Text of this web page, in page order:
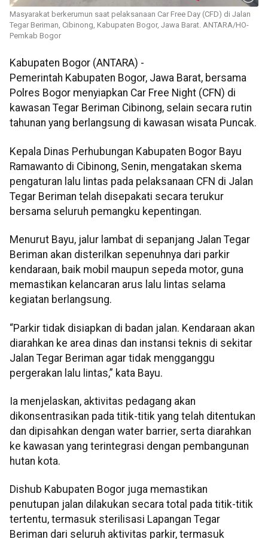
Masyarakat berkerumun saat pelaksanaan Car Free Day (CFD) di Jalan
Tegar Beriman, Cibinong, Kabupaten Bogor, Jawa Barat. ANTARA/HO-
Pemkab Bogor
Kabupaten Bogor (ANTARA) -
Pemerintah Kabupaten Bogor, Jawa Barat, bersama
Polres Bogor menyiapkan Car Free Night (CFN) di
kawasan Tegar Beriman Cibinong, selain secara rutin
tahunan yang berlangsung di kawasan wisata Puncak.
Kepala Dinas Perhubungan Kabupaten Bogor Bayu
Ramawanto di Cibinong, Senin, mengatakan skema
pengaturan lalu lintas pada pelaksanaan CFN di Jalan
Tegar Beriman telah disepakati secara terukur
bersama seluruh pemangku kepentingan.
Menurut Bayu, jalur lambat di sepanjang Jalan Tegar
Beriman akan disterilkan sepenuhnya dari parkir
kendaraan, baik mobil maupun sepeda motor, guna
memastikan kelancaran arus lalu lintas selama
kegiatan berlangsung.
“Parkir tidak disiapkan di badan jalan. Kendaraan akan
diarahkan ke area dinas dan instansi teknis di sekitar
Jalan Tegar Beriman agar tidak mengganggu
pergerakan lalu lintas,” kata Bayu.
Ia menjelaskan, aktivitas pedagang akan
dikonsentrasikan pada titik-titik yang telah ditentukan
dan dipisahkan dengan water barrier, serta diarahkan
ke kawasan yang terintegrasi dengan pembangunan
hutan kota.
Dishub Kabupaten Bogor juga memastikan
penutupan jalan dilakukan secara total pada titik-titik
tertentu, termasuk sterilisasi Lapangan Tegar
Beriman dari seluruh aktivitas parkir, termasuk